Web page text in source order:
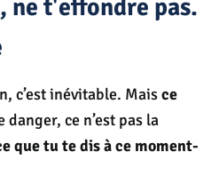
ne t'effondre pas.
c’est inévitable. Maisce
danger, ce n’est pas la
que tu te dis à ce moment-